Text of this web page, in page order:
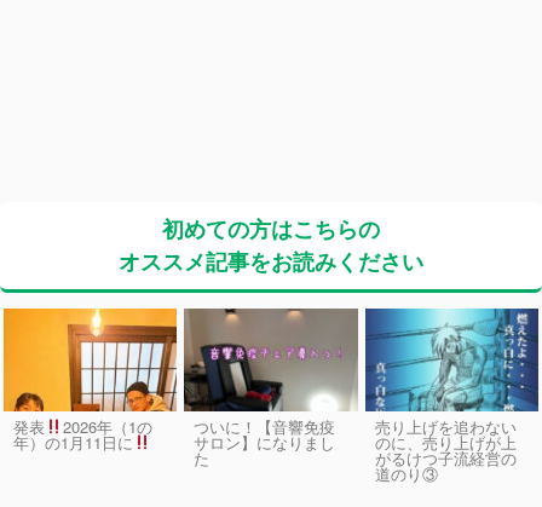
初めての方はこちらの
オススメ記事をお読みください
発表 2026年（1の
年）の1月11日に
ついに！【音響免疫
サロン】になりまし
た
売り上げを追わない
のに、売り上げが上
がるけつ子流経営の
道のり③